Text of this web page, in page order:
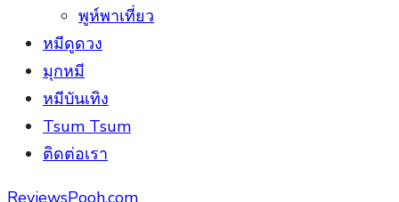
พูห์พาเที่ยว
หมีดูดวง
มุกหมี
หมีบันเทิง
Tsum Tsum
ติดต่อเรา
ReviewsPooh.com